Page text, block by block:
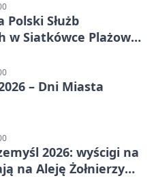
Służb
w Siatkówce Plażowej
– Dni Miasta
2026: wyścigi na
na Aleję Żołnierzy